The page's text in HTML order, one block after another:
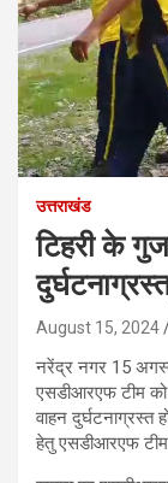
उत्तराखंड
टिहरी के
August 15, 2024
नरेंद्र नगर 15
एसडीआरएफ टीम को
वाहन दुर्घटनाग्रस्त
हेतु एसडीआरएफ